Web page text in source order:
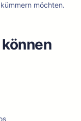
möchten.